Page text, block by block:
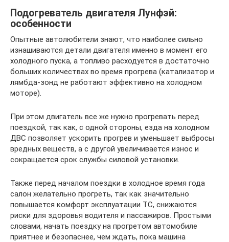
Подогреватель двигателя Лунфэй:
особенности
Опытные автолюбители знают, что наиболее сильно
изнашиваются детали двигателя именно в момент его
холодного пуска, а топливо расходуется в достаточно
больших количествах во время прогрева (катализатор и
лямбда-зонд не работают эффективно на холодном
моторе).
При этом двигатель все же нужно прогревать перед
поездкой, так как, с одной стороны, езда на холодном
ДВС позволяет ускорить прогрев и уменьшает выбросы
вредных веществ, а с другой увеличивается износ и
сокращается срок службы силовой установки.
Также перед началом поездки в холодное время года
салон желательно прогреть, так как значительно
повышается комфорт эксплуатации ТС, снижаются
риски для здоровья водителя и пассажиров. Простыми
словами, начать поездку на прогретом автомобиле
приятнее и безопаснее, чем ждать, пока машина